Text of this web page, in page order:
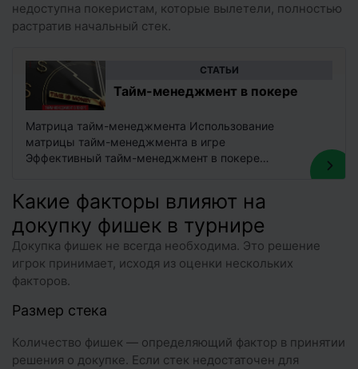
недоступна покеристам, которые вылетели, полностью
растратив начальный стек.
CТАТЬИ
Тайм-менеджмент в покере
Матрица тайм-менеджмента Использование
матрицы тайм-менеджмента в игре
Эффективный тайм-менеджмент в покере
игровые навыки. Школа покера…
Какие факторы влияют на
докупку фишек в турнире
Докупка фишек не всегда необходима. Это решение
игрок принимает, исходя из оценки нескольких
факторов.
Размер стека
Количество фишек — определяющий фактор в принятии
решения о докупке. Если стек недостаточен для